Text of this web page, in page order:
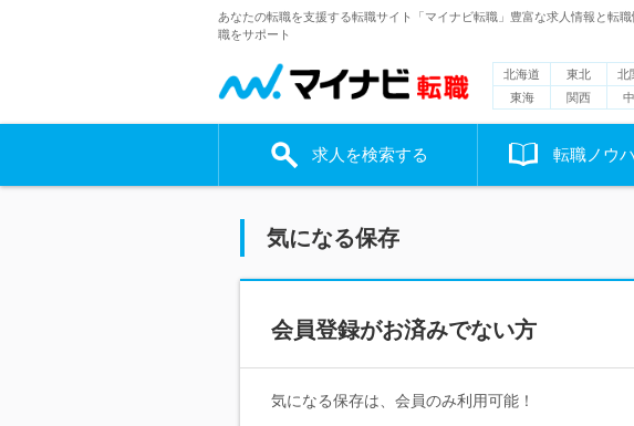
あなたの転職を支援する転職サイト「マイナビ転職」豊富な求人情報と転
職をサポート
北海道 東北 北
東海
関西
求人を検索する 転職ノウ
気になる保存
会員登録がお済みでない方
気になる保存は、会員のみ利用可能！